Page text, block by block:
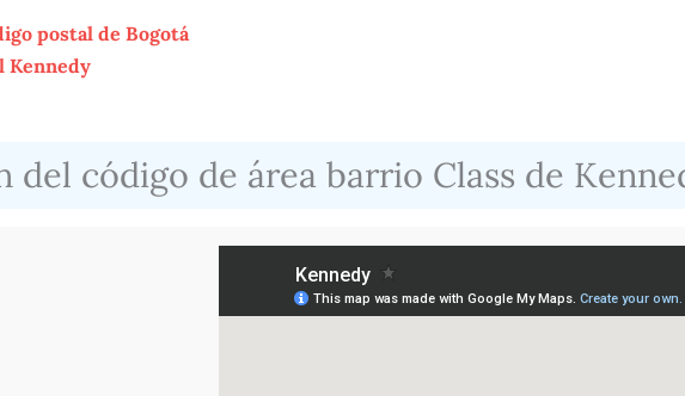
postal de Bogotá
Kennedy
del código de área barrio Class de